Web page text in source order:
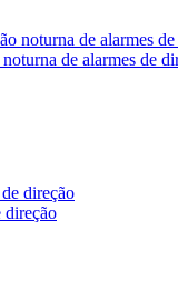
de alarmes de
direção